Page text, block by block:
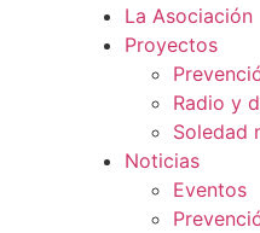
La Asociación
Proyectos
Radio y
Soledad
Noticias
Eventos